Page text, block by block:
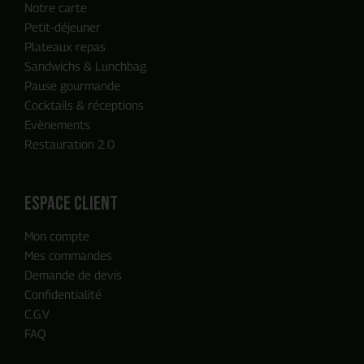
Notre équipe reviendra vers vous
en moins de 24h, c'est promis
Notre carte
Petit-déjeuner
Plateaux repas
Sandwichs & Lunchbag
Pause gourmande
Cocktails & réceptions
Evènements
Restauration 2.0
espace client
Mon compte
Mes commandes
Demande de devis
Confidentialité
C.G.V
FAQ